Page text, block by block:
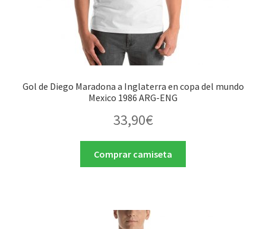
Gol de Diego Maradona a Inglaterra en copa del mundo
Mexico 1986 ARG-ENG
33,90€
Comprar camiseta